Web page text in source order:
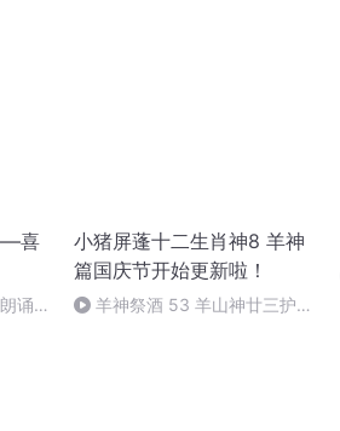
喜
诵-
小猪屏蓬十二生肖神8 羊神
篇国庆节开始更新啦！
羊神祭酒 53 羊山神廿三护祭